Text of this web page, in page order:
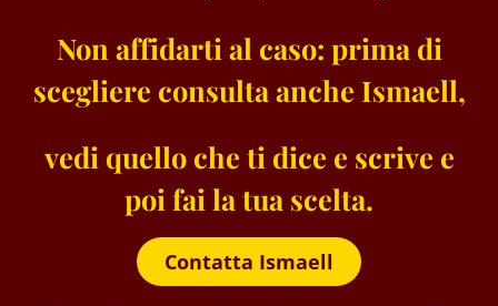
Non affidarti al caso: prima di
scegliere consulta anche Ismaell,
vedi quello che ti dice e scrive e
poi fai la tua scelta.
Contatta Ismaell